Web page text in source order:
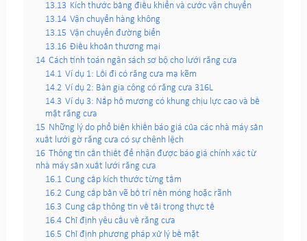
13.13 Kích thước bảng điều khiển và cước vận chuyển
13.14 Vận chuyển hàng không
13.15 Vận chuyển đường biển
13.16 Điều khoản thương mại
14 Cách tính toán ngân sách sơ bộ cho lưới răng cưa
14.1 Ví dụ 1: Lối đi có răng cưa mạ kẽm
14.2 Ví dụ 2: Bàn gia công có răng cưa 316L
14.3 Ví dụ 3: Nắp hố mương có khung chịu lực cao và bề
mặt răng cưa
15 Những lý do phổ biến khiến báo giá của các nhà máy sản
xuất lưới gờ răng cưa có sự chênh lệch
16 Thông tin cần thiết để nhận được báo giá chính xác từ
nhà máy sản xuất lưới răng cưa
16.1 Cung cấp kích thước từng tấm
16.2 Cung cấp bản vẽ bố trí nền móng hoặc rãnh
16.3 Cung cấp thông tin về tải trọng thực tế
16.4 Chỉ định yêu cầu về răng cưa
16.5 Chỉ định phương pháp xử lý bề mặt